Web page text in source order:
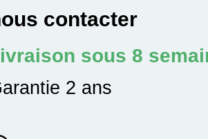
contacter
sous 8
2 ans